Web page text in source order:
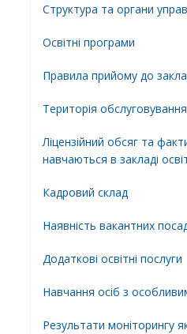
Структура та органи
Освiтнi програми
Правила прийому до
Територiя обслуговування
Ліцензійний обсяг та
навчаються в закладі
Кадровий склад
Наявність вакантних
Додатковi освiтнi послуги
Навчання осіб з
Результати моніторингу